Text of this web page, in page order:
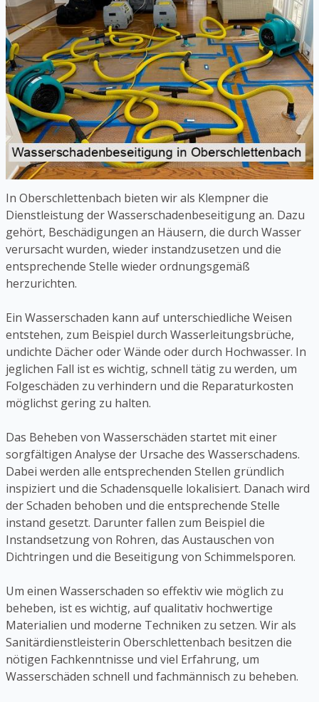
In Oberschlettenbach bieten wir als Klempner die
Dienstleistung der Wasserschadenbeseitigung an. Dazu
gehört, Beschädigungen an Häusern, die durch Wasser
verursacht wurden, wieder instandzusetzen und die
entsprechende Stelle wieder ordnungsgemäß
herzurichten.
Ein Wasserschaden kann auf unterschiedliche Weisen
entstehen, zum Beispiel durch Wasserleitungsbrüche,
undichte Dächer oder Wände oder durch Hochwasser. In
jeglichen Fall ist es wichtig, schnell tätig zu werden, um
Folgeschäden zu verhindern und die Reparaturkosten
möglichst gering zu halten.
Das Beheben von Wasserschäden startet mit einer
sorgfältigen Analyse der Ursache des Wasserschadens.
Dabei werden alle entsprechenden Stellen gründlich
inspiziert und die Schadensquelle lokalisiert. Danach wird
der Schaden behoben und die entsprechende Stelle
instand gesetzt. Darunter fallen zum Beispiel die
Instandsetzung von Rohren, das Austauschen von
Dichtringen und die Beseitigung von Schimmelsporen.
Um einen Wasserschaden so effektiv wie möglich zu
beheben, ist es wichtig, auf qualitativ hochwertige
Materialien und moderne Techniken zu setzen. Wir als
Sanitärdienstleisterin Oberschlettenbach besitzen die
nötigen Fachkenntnisse und viel Erfahrung, um
Wasserschäden schnell und fachmännisch zu beheben.